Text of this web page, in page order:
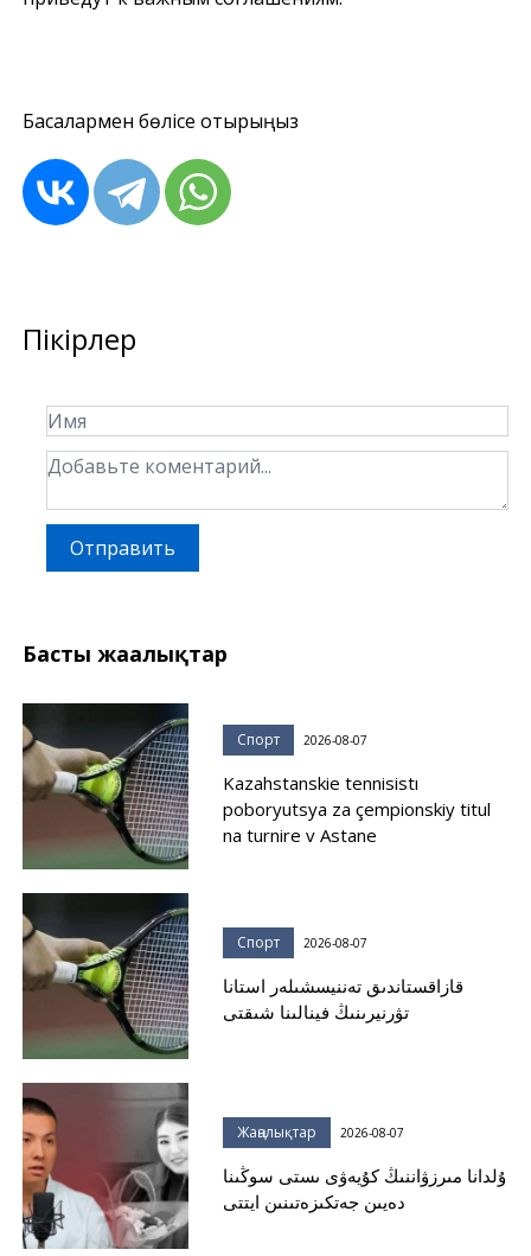
Басқалармен бөлісе отырыңыз
Пікірлер
Отправить
Басты жаңалықтар
Спорт 2026-08-07
Kazahstanskie tennisistı
poboryutsya za çempionskiy titul
na turnire v Astane
Спорт 2026-08-07
قازاقستاندىق تەننيسشىلەر استانا
تۋرنيرىنىڭ فينالىنا شىقتى
Жаңалықтар 2026-08-07
ۇلدانا مىرزۋاننىڭ كۇيەۋى ىستى سوڭىنا
دەيىن جەتكىزەتىنىن ايتتى